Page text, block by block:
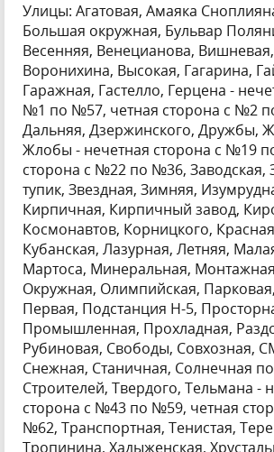
Улицы: Агатовая, Амаяка
Большая окружная, Бульвар
Весенняя, Венецианова,
Воронихина, Высокая, Гагарина,
Гаражная, Гастелло, Герцена -
№1 по №57, четная сторона с №2
Дальняя, Дзержинского, Дружбы,
Жлобы - нечетная сторона с №19
сторона с №22 по №36, Заводская,
тупик, Звездная, Зимняя,
Кирпичная, Кирпичный завод,
Космонавтов, Корницкого,
Кубанская, Лазурная, Летняя,
Мартоса, Минеральная,
Окружная, Олимпийская,
Первая, Подстанция Н-5,
Промышленная, Прохладная,
Рубиновая, Свободы, Совхозная,
Снежная, Станичная, Солнечная
Строителей, Твердого, Тельмана -
сторона с №43 по №59, четная
№62, Транспортная, Тенистая,
Тропинина, Хадыженская,